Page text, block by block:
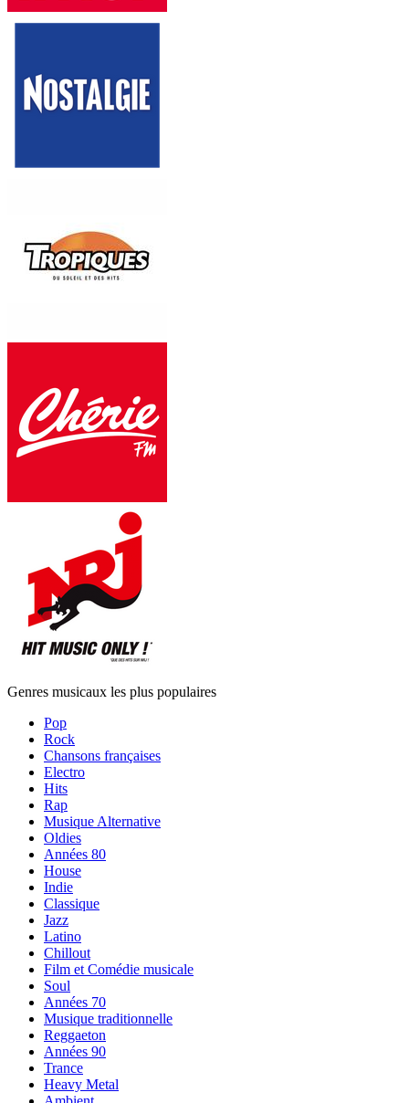
Genres musicaux les plus populaires
Pop
Rock
Chansons françaises
Electro
Hits
Rap
Musique Alternative
Oldies
Années 80
House
Indie
Classique
Jazz
Latino
Chillout
Film et Comédie musicale
Soul
Années 70
Musique traditionnelle
Reggaeton
Années 90
Trance
Heavy Metal